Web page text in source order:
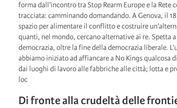
forma dall’incontro tra Stop Rearm Europe e la Rete
tracciata: camminando domandando. A Genova, il
spazio per alimentare il conflitto e costruire
quanti, nel mondo, cercano alternative ai re. Spetta
democrazia, oltre la fine della democrazia liberale.
abbiamo iniziato ad affiancare a No Kings qualcosa
dai luoghi di lavoro alle fabbriche alle città; lotta e
loc
Di fronte alla crudeltà delle